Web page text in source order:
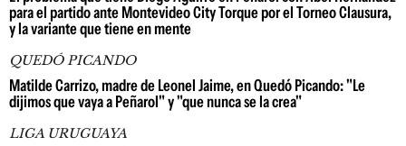
para el partido ante Montevideo City Torque por el Torneo Clausura,
y la variante que tiene en mente
QUEDÓ PICANDO
Matilde Carrizo, madre de Leonel Jaime, en Quedó Picando: "Le
dijimos que vaya a Peñarol" y "que nunca se la crea"
LIGA URUGUAYA